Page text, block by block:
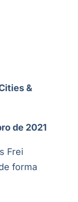
&
de 2021
Frei
forma